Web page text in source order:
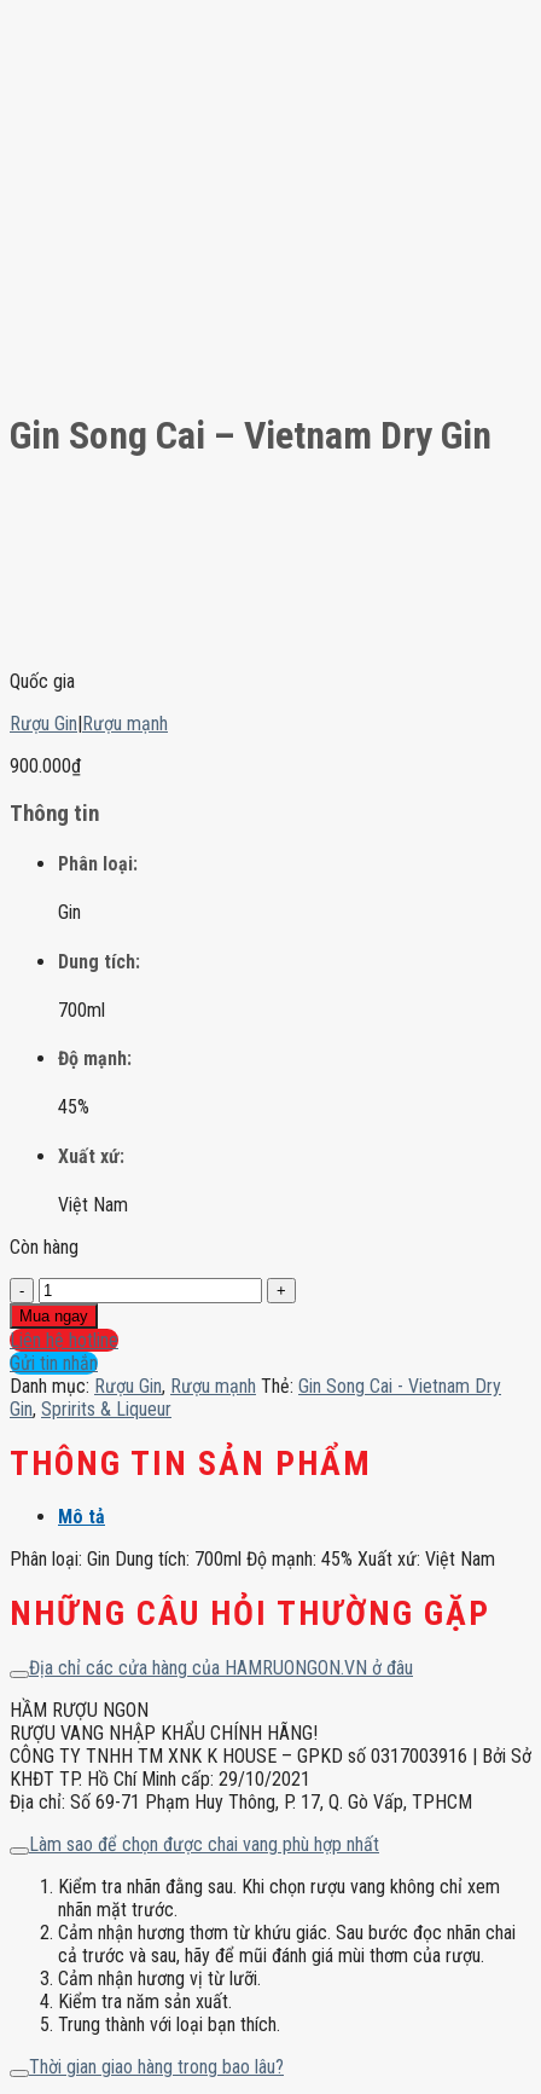
Gin Song Cai – Vietnam Dry Gin
Quốc gia
Rượu Gin|Rượu mạnh
900.000₫
Thông tin
Phân loại:
Gin
Dung tích:
700ml
Độ mạnh:
45%
Xuất xứ:
Việt Nam
Còn hàng
Gin
Song
Cai
-
Vietnam
Dry
Gin
số
lượng
Mua ngay
Liên hệ hotline
Gửi tin nhắn
Danh mục: Rượu Gin, Rượu mạnh Thẻ: Gin Song Cai - Vietnam Dry
Gin, Spririts & Liqueur
THÔNG TIN SẢN PHẨM
Mô tả
Phân loại: Gin Dung tích: 700ml Độ mạnh: 45% Xuất xứ: Việt Nam
NHỮNG CÂU HỎI THƯỜNG GẶP
Địa chỉ các cửa hàng của HAMRUONGON.VN ở đâu
HẦM RƯỢU NGON
RƯỢU VANG NHẬP KHẨU CHÍNH HÃNG!
CÔNG TY TNHH TM XNK K HOUSE – GPKD số 0317003916 | Bởi Sở
KHĐT TP. Hồ Chí Minh cấp: 29/10/2021
Địa chỉ: Số 69-71 Phạm Huy Thông, P. 17, Q. Gò Vấp, TPHCM
Làm sao để chọn được chai vang phù hợp nhất
Kiểm tra nhãn đằng sau. Khi chọn rượu vang không chỉ xem
nhãn mặt trước.
Cảm nhận hương thơm từ khứu giác. Sau bước đọc nhãn chai
cả trước và sau, hãy để mũi đánh giá mùi thơm của rượu.
Cảm nhận hương vị từ lưỡi.
Kiểm tra năm sản xuất.
Trung thành với loại bạn thích.
Thời gian giao hàng trong bao lâu?